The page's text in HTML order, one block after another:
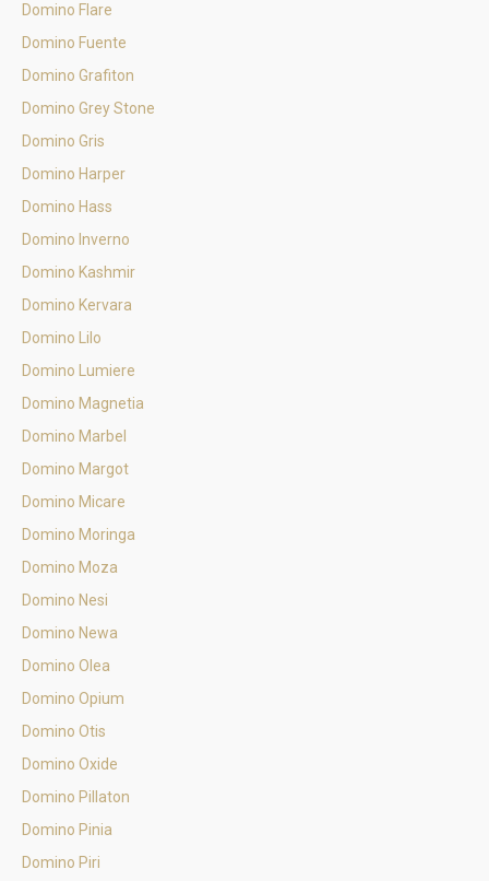
Domino Flare
Domino Fuente
Domino Grafiton
Domino Grey Stone
Domino Gris
Domino Harper
Domino Hass
Domino Inverno
Domino Kashmir
Domino Kervara
Domino Lilo
Domino Lumiere
Domino Magnetia
Domino Marbel
Domino Margot
Domino Micare
Domino Moringa
Domino Moza
Domino Nesi
Domino Newa
Domino Olea
Domino Opium
Domino Otis
Domino Oxide
Domino Pillaton
Domino Pinia
Domino Piri